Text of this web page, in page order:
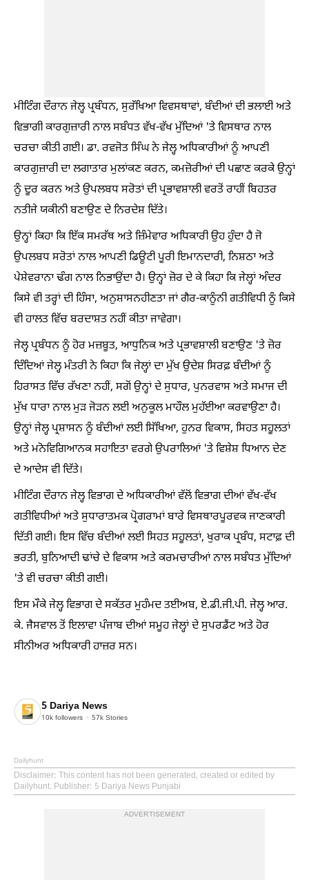
ਮੀਟਿੰਗ ਦੌਰਾਨ ਜੇਲ੍ਹ ਪ੍ਰਬੰਧਨ, ਸੁਰੱਖਿਆ ਵਿਵਸਥਾਵਾਂ, ਬੰਦੀਆਂ ਦੀ ਭਲਾਈ ਅਤੇ
ਵਿਭਾਗੀ ਕਾਰਗੁਜ਼ਾਰੀ ਨਾਲ ਸਬੰਧਤ ਵੱਖ-ਵੱਖ ਮੁੱਦਿਆਂ 'ਤੇ ਵਿਸਥਾਰ ਨਾਲ
ਚਰਚਾ ਕੀਤੀ ਗਈ। ਡਾ. ਰਵਜੋਤ ਸਿੰਘ ਨੇ ਜੇਲ੍ਹ ਅਧਿਕਾਰੀਆਂ ਨੂੰ ਆਪਣੀ
ਕਾਰਗੁਜ਼ਾਰੀ ਦਾ ਲਗਾਤਾਰ ਮੁਲਾਂਕਣ ਕਰਨ, ਕਮਜ਼ੋਰੀਆਂ ਦੀ ਪਛਾਣ ਕਰਕੇ ਉਨ੍ਹਾਂ
ਨੂੰ ਦੂਰ ਕਰਨ ਅਤੇ ਉਪਲਬਧ ਸਰੋਤਾਂ ਦੀ ਪ੍ਰਭਾਵਸ਼ਾਲੀ ਵਰਤੋਂ ਰਾਹੀਂ ਬਿਹਤਰ
ਨਤੀਜੇ ਯਕੀਨੀ ਬਣਾਉਣ ਦੇ ਨਿਰਦੇਸ਼ ਦਿੱਤੇ।
ਉਨ੍ਹਾਂ ਕਿਹਾ ਕਿ ਇੱਕ ਸਮਰੱਥ ਅਤੇ ਜ਼ਿੰਮੇਵਾਰ ਅਧਿਕਾਰੀ ਉਹ ਹੁੰਦਾ ਹੈ ਜੋ
ਉਪਲਬਧ ਸਰੋਤਾਂ ਨਾਲ ਆਪਣੀ ਡਿਊਟੀ ਪੂਰੀ ਇਮਾਨਦਾਰੀ, ਨਿਸ਼ਠਾ ਅਤੇ
ਪੇਸ਼ੇਵਰਾਨਾ ਢੰਗ ਨਾਲ ਨਿਭਾਉਂਦਾ ਹੈ। ਉਨ੍ਹਾਂ ਜ਼ੋਰ ਦੇ ਕੇ ਕਿਹਾ ਕਿ ਜੇਲ੍ਹਾਂ ਅੰਦਰ
ਕਿਸੇ ਵੀ ਤਰ੍ਹਾਂ ਦੀ ਹਿੰਸਾ, ਅਨੁਸ਼ਾਸਨਹੀਣਤਾ ਜਾਂ ਗੈਰ-ਕਾਨੂੰਨੀ ਗਤੀਵਿਧੀ ਨੂੰ ਕਿਸੇ
ਵੀ ਹਾਲਤ ਵਿੱਚ ਬਰਦਾਸ਼ਤ ਨਹੀਂ ਕੀਤਾ ਜਾਵੇਗਾ।
ਜੇਲ੍ਹ ਪ੍ਰਬੰਧਨ ਨੂੰ ਹੋਰ ਮਜ਼ਬੂਤ, ਆਧੁਨਿਕ ਅਤੇ ਪ੍ਰਭਾਵਸ਼ਾਲੀ ਬਣਾਉਣ 'ਤੇ ਜ਼ੋਰ
ਦਿੰਦਿਆਂ ਜੇਲ੍ਹ ਮੰਤਰੀ ਨੇ ਕਿਹਾ ਕਿ ਜੇਲ੍ਹਾਂ ਦਾ ਮੁੱਖ ਉਦੇਸ਼ ਸਿਰਫ਼ ਬੰਦੀਆਂ ਨੂੰ
ਹਿਰਾਸਤ ਵਿੱਚ ਰੱਖਣਾ ਨਹੀਂ, ਸਗੋਂ ਉਨ੍ਹਾਂ ਦੇ ਸੁਧਾਰ, ਪੁਨਰਵਾਸ ਅਤੇ ਸਮਾਜ ਦੀ
ਮੁੱਖ ਧਾਰਾ ਨਾਲ ਮੁੜ ਜੋੜਨ ਲਈ ਅਨੁਕੂਲ ਮਾਹੌਲ ਮੁਹੱਈਆ ਕਰਵਾਉਣਾ ਹੈ।
ਉਨ੍ਹਾਂ ਜੇਲ੍ਹ ਪ੍ਰਸ਼ਾਸਨ ਨੂੰ ਬੰਦੀਆਂ ਲਈ ਸਿੱਖਿਆ, ਹੁਨਰ ਵਿਕਾਸ, ਸਿਹਤ ਸਹੂਲਤਾਂ
ਅਤੇ ਮਨੋਵਿਗਿਆਨਕ ਸਹਾਇਤਾ ਵਰਗੇ ਉਪਰਾਲਿਆਂ 'ਤੇ ਵਿਸ਼ੇਸ਼ ਧਿਆਨ ਦੇਣ
ਦੇ ਆਦੇਸ ਵੀ ਦਿੱਤੇ।
ਮੀਟਿੰਗ ਦੌਰਾਨ ਜੇਲ੍ਹ ਵਿਭਾਗ ਦੇ ਅਧਿਕਾਰੀਆਂ ਵੱਲੋਂ ਵਿਭਾਗ ਦੀਆਂ ਵੱਖ-ਵੱਖ
ਗਤੀਵਿਧੀਆਂ ਅਤੇ ਸੁਧਾਰਾਤਮਕ ਪ੍ਰੋਗਰਾਮਾਂ ਬਾਰੇ ਵਿਸਥਾਰਪੂਰਵਕ ਜਾਣਕਾਰੀ
ਦਿੱਤੀ ਗਈ। ਇਸ ਵਿੱਚ ਬੰਦੀਆਂ ਲਈ ਸਿਹਤ ਸਹੂਲਤਾਂ, ਖੁਰਾਕ ਪ੍ਰਬੰਧ, ਸਟਾਫ਼ ਦੀ
ਭਰਤੀ, ਬੁਨਿਆਦੀ ਢਾਂਚੇ ਦੇ ਵਿਕਾਸ ਅਤੇ ਕਰਮਚਾਰੀਆਂ ਨਾਲ ਸਬੰਧਤ ਮੁੱਦਿਆਂ
'ਤੇ ਵੀ ਚਰਚਾ ਕੀਤੀ ਗਈ।
ਇਸ ਮੌਕੇ ਜੇਲ੍ਹ ਵਿਭਾਗ ਦੇ ਸਕੱਤਰ ਮੁਹੰਮਦ ਤਈਅਬ, ਏ.ਡੀ.ਜੀ.ਪੀ. ਜੇਲ੍ਹ ਆਰ.
ਕੇ. ਜੈਸਵਾਲ ਤੋਂ ਇਲਾਵਾ ਪੰਜਾਬ ਦੀਆਂ ਸਮੂਹ ਜੇਲ੍ਹਾਂ ਦੇ ਸੁਪਰਡੈਂਟ ਅਤੇ ਹੋਰ
ਸੀਨੀਅਰ ਅਧਿਕਾਰੀ ਹਾਜ਼ਰ ਸਨ।
5 Dariya News
10k followers 57k Stories
Dailyhunt
Disclaimer: This content has not been generated, created or edited by
Dailyhunt. Publisher: 5 Dariya News Punjabi
ADVERTISEMENT